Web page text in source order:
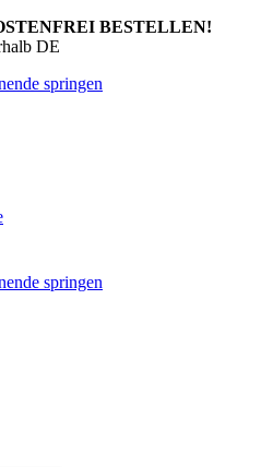
BESTELLEN!
DE
springen
springen